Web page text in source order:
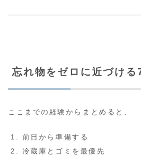
忘れ物をゼロに近づける
ここまでの経験からまとめると、
前日から準備する
冷蔵庫とゴミを最優先